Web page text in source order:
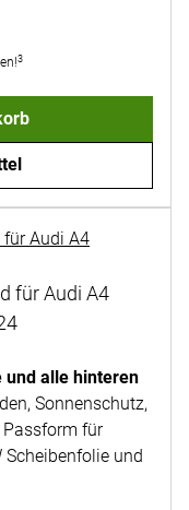
3
für Audi A4
und alle hinteren
Sonnenschutz,
für
Scheibenfolie und